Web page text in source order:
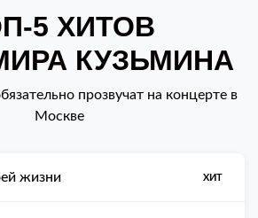
5 ХИТОВ
КУЗЬМИНА
прозвучат на концерте в
Москве
жизни ХИТ